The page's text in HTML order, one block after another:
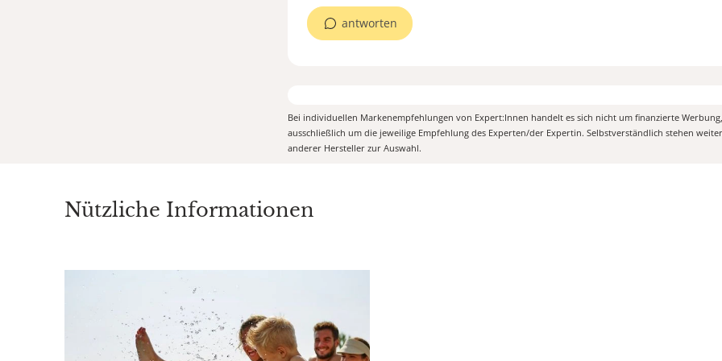
antworten
Bei individuellen Markenempfehlungen von Expert:Innen handelt es sich nicht um finanzierte
ausschließlich um die jeweilige Empfehlung des Experten/der Expertin. Selbstverständlich stehen
anderer Hersteller zur Auswahl.
Nützliche Informationen